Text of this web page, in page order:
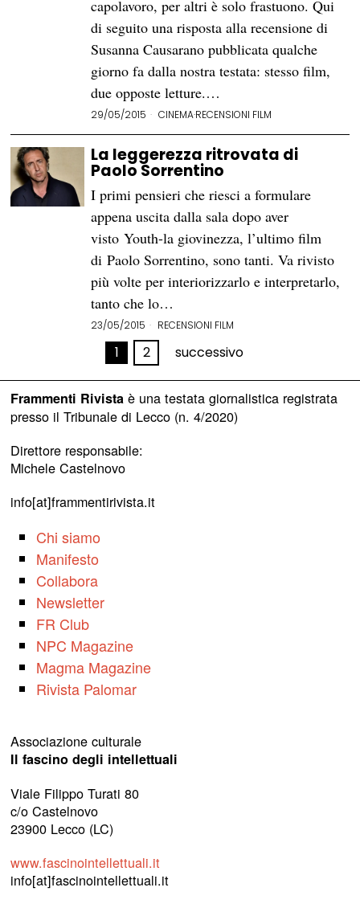
capolavoro, per altri è solo frastuono. Qui
di seguito una risposta alla recensione di
Susanna Causarano pubblicata qualche
giorno fa dalla nostra testata: stesso film,
due opposte letture.…
29/05/2015 CINEMA·RECENSIONI FILM
La leggerezza ritrovata di
Paolo Sorrentino
I primi pensieri che riesci a formulare
appena uscita dalla sala dopo aver
visto Youth-la giovinezza, l’ultimo film
di Paolo Sorrentino, sono tanti. Va rivisto
più volte per interiorizzarlo e interpretarlo,
tanto che lo…
23/05/2015 RECENSIONI FILM
1 2 successivo
Frammenti Rivistaè una testata giornalistica registrata
presso il Tribunale di Lecco (n. 4/2020)
Direttore responsabile:
Michele Castelnovo
info[at]frammentirivista.it
Chi siamo
Manifesto
Collabora
Newsletter
FR Club
NPC Magazine
Magma Magazine
Rivista Palomar
Associazione culturale
Il fascino degli intellettuali
Viale Filippo Turati 80
c/o Castelnovo
23900 Lecco (LC)
www.fascinointellettuali.it
info[at]fascinointellettuali.it